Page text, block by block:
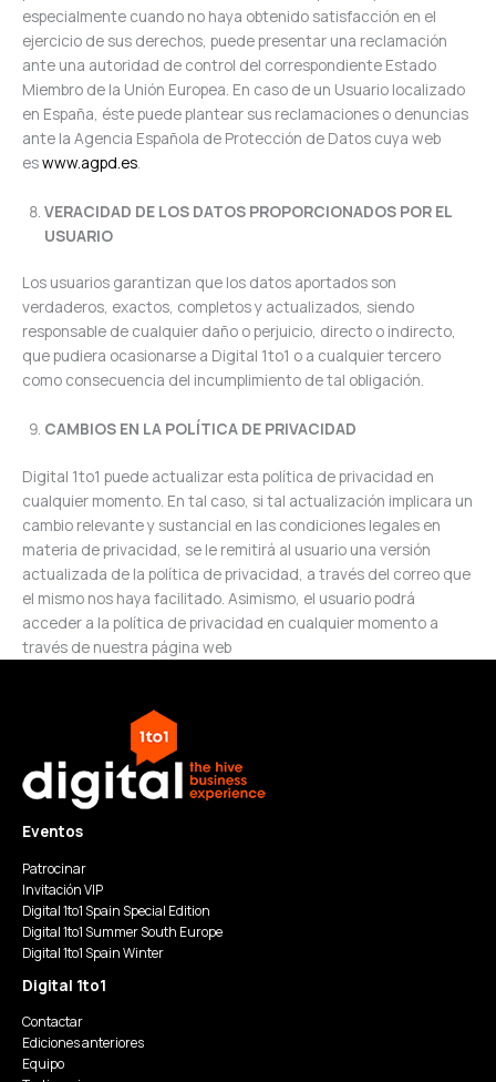
especialmente cuando no haya obtenido satisfacción en el
ejercicio de sus derechos, puede presentar una reclamación
ante una autoridad de control del correspondiente Estado
Miembro de la Unión Europea. En caso de un Usuario localizado
en España, éste puede plantear sus reclamaciones o denuncias
ante la Agencia Española de Protección de Datos cuya web
eswww.agpd.es.
VERACIDAD DE LOS DATOS PROPORCIONADOS POR EL
USUARIO
Los usuarios garantizan que los datos aportados son
verdaderos, exactos, completos y actualizados, siendo
responsable de cualquier daño o perjuicio, directo o indirecto,
que pudiera ocasionarse a Digital 1to1 o a cualquier tercero
como consecuencia del incumplimiento de tal obligación.
CAMBIOS EN LA POLÍTICA DE PRIVACIDAD
Digital 1to1 puede actualizar esta política de privacidad en
cualquier momento. En tal caso, si tal actualización implicara un
cambio relevante y sustancial en las condiciones legales en
materia de privacidad, se le remitirá al usuario una versión
actualizada de la política de privacidad, a través del correo que
el mismo nos haya facilitado. Asimismo, el usuario podrá
acceder a la política de privacidad en cualquier momento a
través de nuestra página web
Eventos
Patrocinar
Invitación VIP
Digital 1to1 Spain Special Edition
Digital 1to1 Summer South Europe
Digital 1to1 Spain Winter
Digital 1to1
Contactar
Ediciones anteriores
Equipo